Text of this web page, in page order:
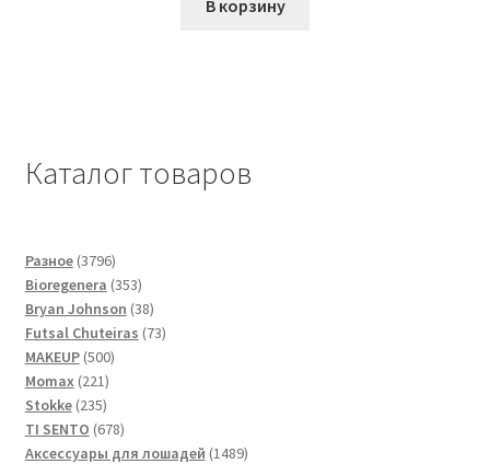
В корзину
Каталог товаров
Разное 37963796
товаров
Bioregenera 353353
товара
Bryan Johnson 3838
товаров
Futsal Сhuteiras 7373
MAKEUP 500500
Momax 221221
товар
Stokke 235235
товаров
TI SENTO 678678
товаров
Аксессуары для лошадей 14891489